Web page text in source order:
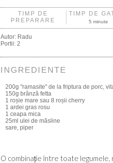
TIMP DE
PREPARARE
TIMP DE
5 minute
Autor: Radu
Portii: 2
INGREDIENTE
200g "ramasite" de la friptura de porc,
150g brânză fetta
1 roșie mare sau 8 roșii cherry
1 ardei gras rosu
1 ceapa mica
25ml ulei de măsline
sare, piper
O combinație între toate legumele,